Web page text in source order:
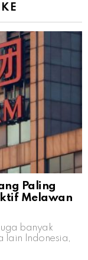
Paling
Melawan
banyak
lain Indonesia,